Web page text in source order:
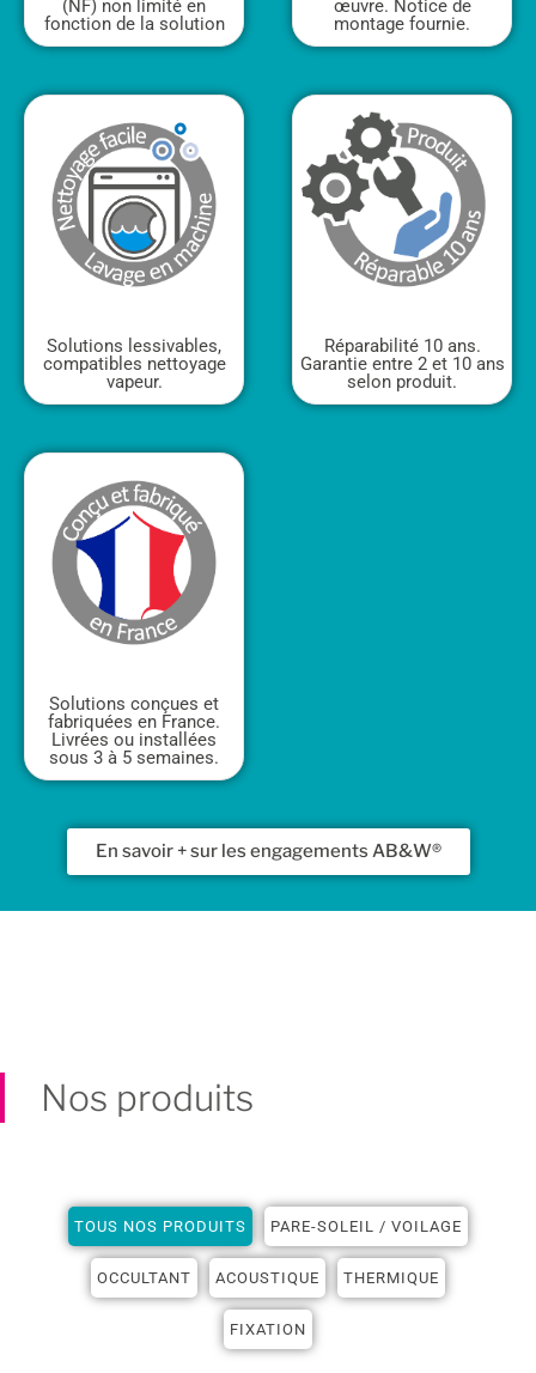
(NF) non limité en
fonction de la solution
œuvre. Notice de
montage fournie.
Solutions lessivables,
compatibles nettoyage
vapeur.
Réparabilité 10 ans.
Garantie entre 2 et 10 ans
selon produit.
Solutions conçues et
fabriquées en France.
Livrées ou installées
sous 3 à 5 semaines.
En savoir + sur les engagements AB&W®
Nos produits
TOUS NOS PRODUITS PARE-SOLEIL / VOILAGE
OCCULTANT ACOUSTIQUE THERMIQUE
FIXATION